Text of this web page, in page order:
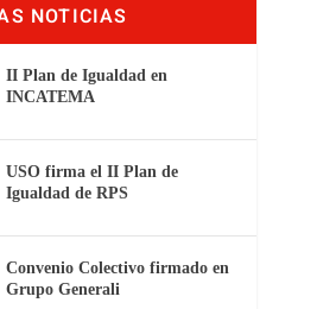
NOTICIAS
II Plan de Igualdad en
INCATEMA
USO firma el II Plan de
Igualdad de RPS
Convenio Colectivo firmado en
Grupo Generali